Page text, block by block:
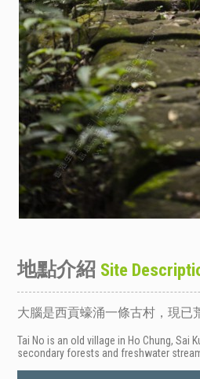
地點介紹 Site
大腦是西貢蠔涌一條古村，現已
Tai No is an old village in Ho Chung, Sai
secondary forests and freshwater